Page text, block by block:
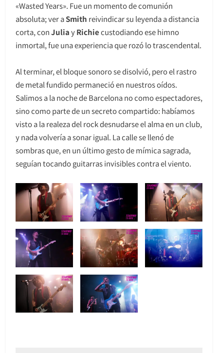
«Wasted Years». Fue un momento de comunión
absoluta; ver aSmith reivindicar su leyenda a distancia
corta, conJuliayRichiecustodiando ese himno
inmortal, fue una experiencia que rozó lo trascendental.
Al terminar, el bloque sonoro se disolvió, pero el rastro
de metal fundido permaneció en nuestros oídos.
Salimos a la noche de Barcelona no como espectadores,
sino como parte de un secreto compartido: habíamos
visto a la realeza del rock desnudarse el alma en un club,
y nada volvería a sonar igual. La calle se llenó de
sombras que, en un último gesto de mímica sagrada,
seguían tocando guitarras invisibles contra el viento.